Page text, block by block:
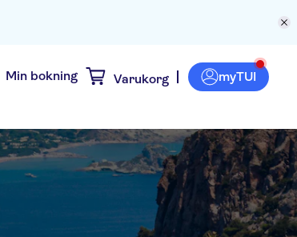
Min bokning Varukorg myTUI